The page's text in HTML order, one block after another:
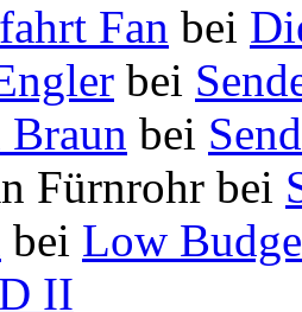
Fan bei
bei
bei
Fürnrohr bei
bei Low
II